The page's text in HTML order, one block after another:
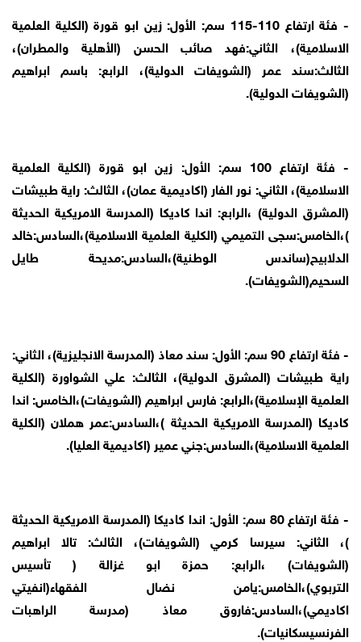
- فئة ارتفاع 110-115 سم: الأول: زين ابو قورة (الكلية العلمية
الاسلامية)، الثاني:فهد صائب الحسن (الأهلية والمطران)،
الثالث:سند عمر (الشويفات الدولية)، الرابع: باسم ابراهيم
(الشويفات الدولية).
- فئة ارتفاع 100 سم: الأول: زين ابو قورة (الكلية العلمية
الاسلامية)، الثاني: نور الفار (اكاديمية عمان)، الثالث: راية طبيشات
(المشرق الدولية) ،الرابع: اندا كاديكا (المدرسة الامريكية الحديثة
)،الخامس:سجى التميمي (الكلية العلمية الاسلامية)،السادس:خالد
الدلابيح(ساندس الوطنية)،السادس:مديحة طايل
السحيم(الشويفات).
- فئة ارتفاع 90 سم: الأول: سند معاذ (المدرسة الانجليزية)، الثاني:
راية طبيشات (المشرق الدولية)، الثالث: علي الشواورة (الكلية
العلمية الإسلامية)،الرابع: فارس ابراهيم (الشويفات)،الخامس: اندا
كاديكا (المدرسة الامريكية الحديثة )،السادس:عمر هملان (الكلية
العلمية الاسلامية)،السادس:جني عمير (اكاديمية العليا).
- فئة ارتفاع 80 سم: الأول: اندا كاديكا (المدرسة الامريكية الحديثة
)، الثاني: سيرسا كرمي (الشويفات)، الثالث: تالا ابراهيم
(الشويفات) ،الرابع: حمزة ابو غزالة ( تأسيس
التربوي)،الخامس:يامن نضال الفقهاء(انفيتي
اكاديمي)،السادس:فاروق معاذ (مدرسة الراهبات
الفرنسيسكانيات).